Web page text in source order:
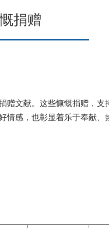
捐赠
赠文献。这些慷慨捐赠，支
感，也彰显着乐于奉献、